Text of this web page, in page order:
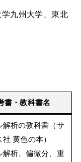
九州大学、東北
書・教科書名
解析の教科書（サ
黄色の本）
解析、偏微分、重